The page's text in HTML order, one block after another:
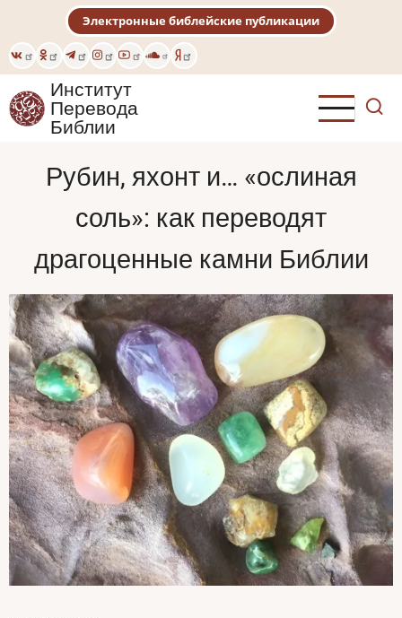
основному
содержанию
Электронные библейские публикации
Институт
Перевода
Библии
Рубин, яхонт и… «ослиная
соль»: как переводят
драгоценные камни Библии